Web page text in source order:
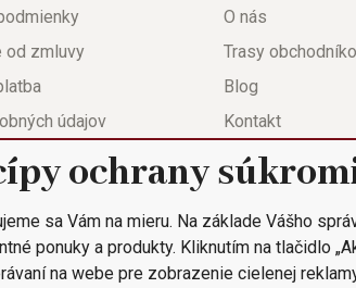
od zmluvy
údajov
list
O nás
Trasy
Blog
Kontakt
Nastavenie
ochrany
sa Vám na mieru. Na základe Vášho
ponuky a produkty. Kliknutím na tlačidlo
na webe pre zobrazenie cielenej